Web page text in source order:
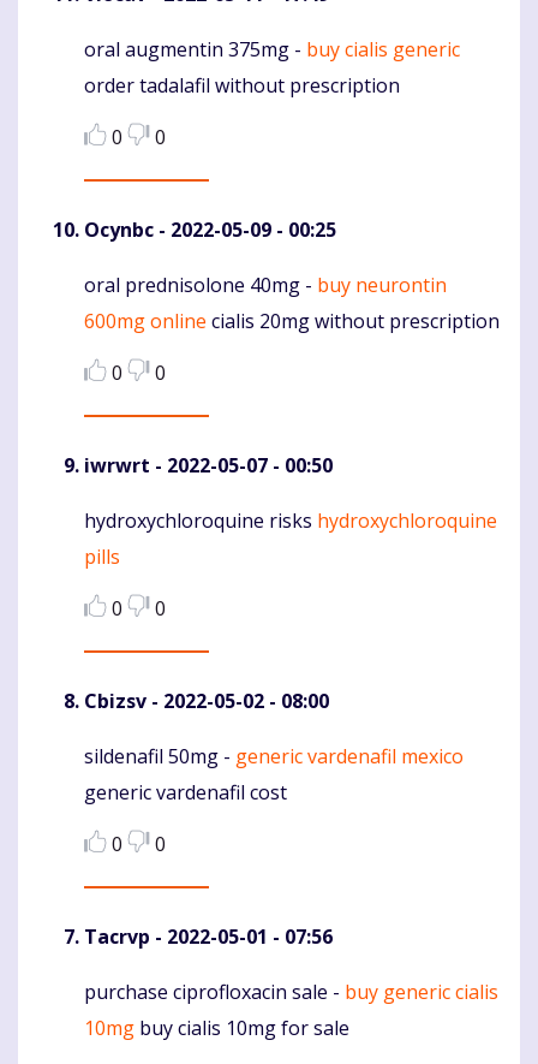
Komentaras
oral augmentin 375mg - buy cialis generic
order tadalafil without prescription
0
0
Ocynbc - 2022-05-09 - 00:25
Komentaras
oral prednisolone 40mg - buy neurontin
600mg online cialis 20mg without prescription
0
0
iwrwrt - 2022-05-07 - 00:50
Komentaras
hydroxychloroquine risks hydroxychloroquine
pills
0
0
Cbizsv - 2022-05-02 - 08:00
Komentaras
sildenafil 50mg - generic vardenafil mexico
generic vardenafil cost
0
0
Tacrvp - 2022-05-01 - 07:56
Komentaras
purchase ciprofloxacin sale - buy generic cialis
10mg buy cialis 10mg for sale